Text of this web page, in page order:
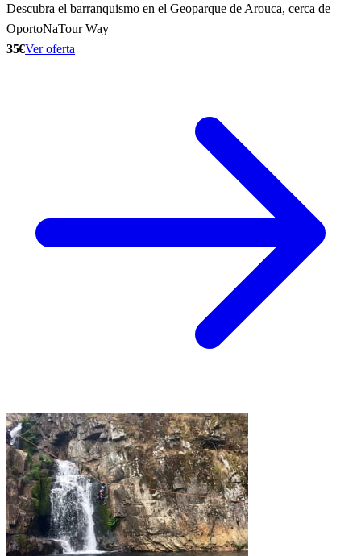
Descubra el barranquismo en el Geoparque de Arouca, cerca de
OportoNaTour Way
35€Ver oferta